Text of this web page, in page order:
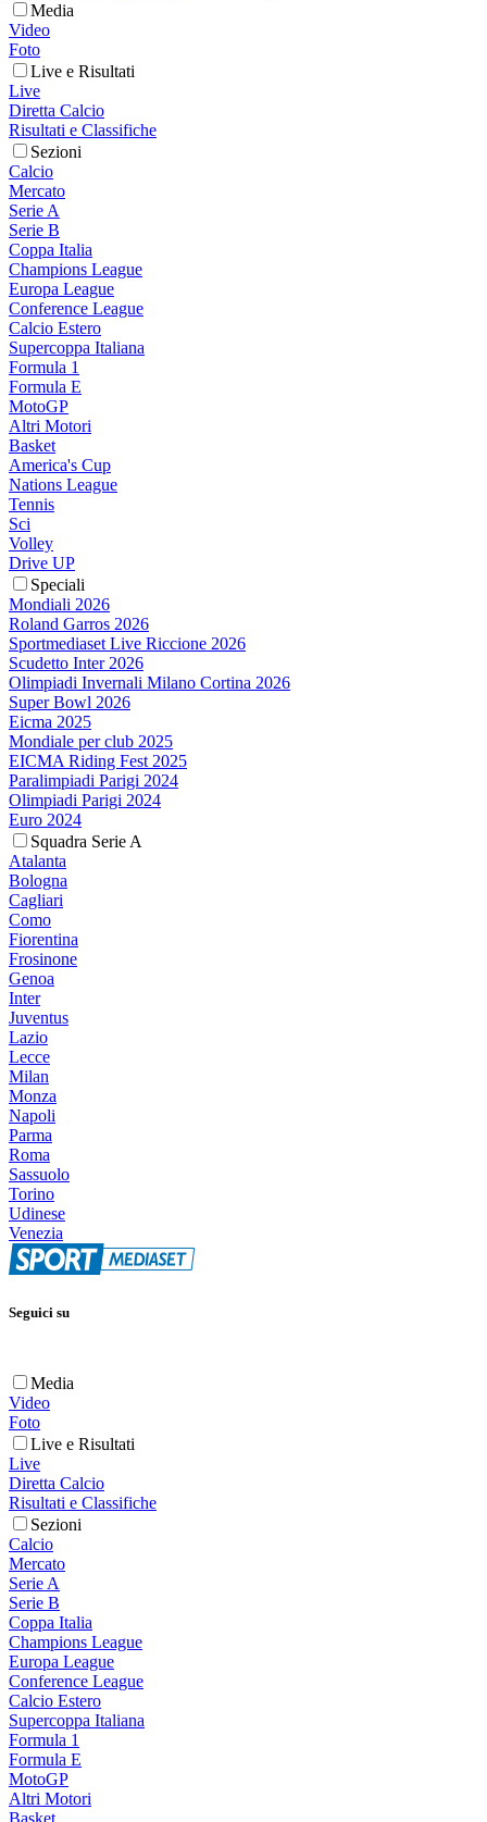
Media
Video
Foto
Live e Risultati
Live
Diretta Calcio
Risultati e Classifiche
Sezioni
Calcio
Mercato
Serie A
Serie B
Coppa Italia
Champions League
Europa League
Conference League
Calcio Estero
Supercoppa Italiana
Formula 1
Formula E
MotoGP
Altri Motori
Basket
America's Cup
Nations League
Tennis
Sci
Volley
Drive UP
Speciali
Mondiali 2026
Roland Garros 2026
Sportmediaset Live Riccione 2026
Scudetto Inter 2026
Olimpiadi Invernali Milano Cortina 2026
Super Bowl 2026
Eicma 2025
Mondiale per club 2025
EICMA Riding Fest 2025
Paralimpiadi Parigi 2024
Olimpiadi Parigi 2024
Euro 2024
Squadra Serie A
Atalanta
Bologna
Cagliari
Como
Fiorentina
Frosinone
Genoa
Inter
Juventus
Lazio
Lecce
Milan
Monza
Napoli
Parma
Roma
Sassuolo
Torino
Udinese
Venezia
Seguici su
Media
Video
Foto
Live e Risultati
Live
Diretta Calcio
Risultati e Classifiche
Sezioni
Calcio
Mercato
Serie A
Serie B
Coppa Italia
Champions League
Europa League
Conference League
Calcio Estero
Supercoppa Italiana
Formula 1
Formula E
MotoGP
Altri Motori
Basket